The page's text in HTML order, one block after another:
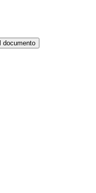
documento